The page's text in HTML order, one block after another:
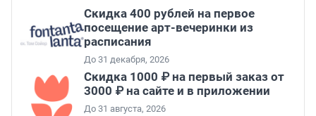
Cкидка 400 рублей на первое
посещение арт-вечеринки из
расписания
До 31 декабря, 2026
Скидка 1000 ₽ на первый заказ от
3000 ₽ на сайте и в приложении
До 31 августа, 2026